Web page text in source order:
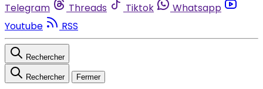
Telegram
Threads Tiktok
Whatsapp
Youtube
RSS
Rechercher
Rechercher Fermer